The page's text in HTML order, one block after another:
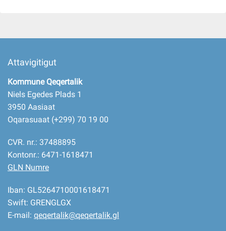
Attavigitigut
Kommune Qeqertalik
Niels Egedes Plads 1
3950 Aasiaat
Oqarasuaat (+299) 70 19 00
CVR. nr.: 37488895
Kontonr.: 6471-1618471
GLN Numre
Iban: GL5264710001618471
Swift: GRENGLGX
E-mail: qeqertalik@qeqertalik.gl